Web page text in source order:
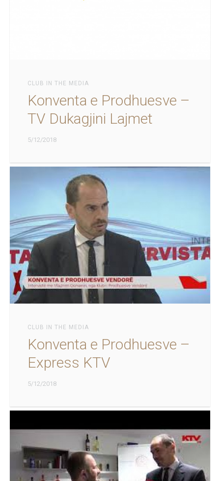
CLUB IN THE MEDIA
Konventa e Prodhuesve –
TV Dukagjini Lajmet
5/12/2018
CLUB IN THE MEDIA
Konventa e Prodhuesve –
Express KTV
5/12/2018